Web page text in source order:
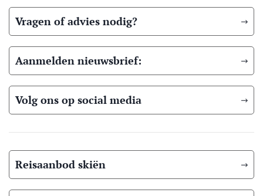
Vragen of advies nodig?
Aanmelden nieuwsbrief:
Volg ons op social media
Reisaanbod skiën